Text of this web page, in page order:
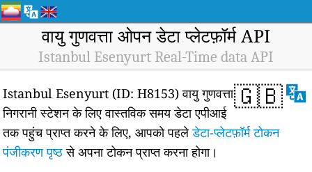
वायु गुणवत्ता ओपन डेटा प्लेटफ़ॉर्म API
Istanbul Esenyurt Real-Time data API
🇬🇧
Istanbul Esenyurt (ID: H8153) वायु गुणवत्ता
निगरानी स्टेशन के लिए वास्तविक समय डेटा एपीआई
तक पहुंच प्राप्त करने के लिए, आपको पहलेडेटा-प्लेटफ़ॉर्म टोकन
पंजीकरण पृष्ठसे अपना टोकन प्राप्त करना होगा।